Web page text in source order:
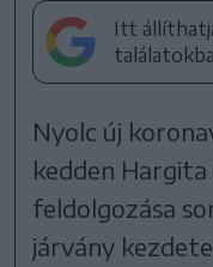
Itt
Nyolc új
kedden
feldolgozása
járvány